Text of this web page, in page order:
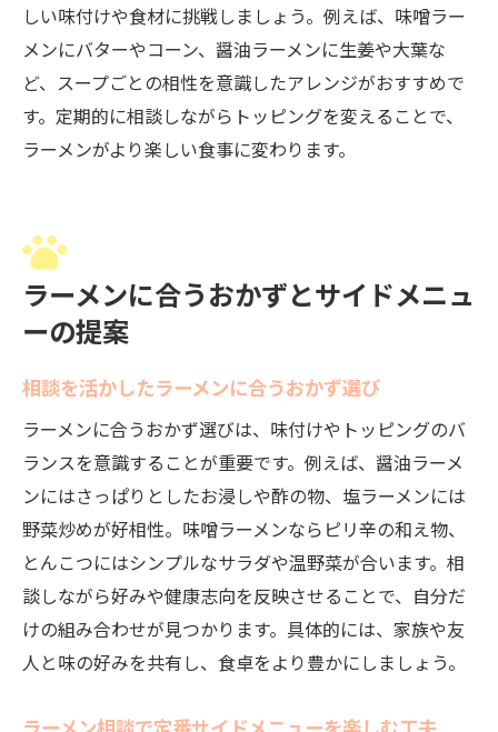
しい味付けや食材に挑戦しましょう。例えば、味噌ラー
メンにバターやコーン、醤油ラーメンに生姜や大葉な
ど、スープごとの相性を意識したアレンジがおすすめで
す。定期的に相談しながらトッピングを変えることで、
ラーメンがより楽しい食事に変わります。
ラーメンに合うおかずとサイドメニュ
ーの提案
相談を活かしたラーメンに合うおかず選び
ラーメンに合うおかず選びは、味付けやトッピングのバ
ランスを意識することが重要です。例えば、醤油ラーメ
ンにはさっぱりとしたお浸しや酢の物、塩ラーメンには
野菜炒めが好相性。味噌ラーメンならピリ辛の和え物、
とんこつにはシンプルなサラダや温野菜が合います。相
談しながら好みや健康志向を反映させることで、自分だ
けの組み合わせが見つかります。具体的には、家族や友
人と味の好みを共有し、食卓をより豊かにしましょう。